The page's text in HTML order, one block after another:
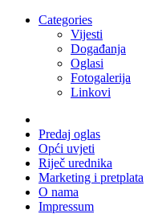
Categories
Vijesti
Događanja
Oglasi
Fotogalerija
Linkovi
Predaj oglas
Opći uvjeti
Riječ urednika
Marketing i pretplata
O nama
Impressum